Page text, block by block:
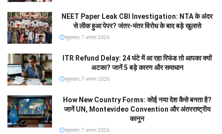
NEET Paper Leak CBI Investigation: NTA के अंदर
से लीक हुआ पेपर? जंतर-मंतर विरोध के बाद बड़े खुलासे
शुक्रवार, 7 अगस्त 2026
ITR Refund Delay: 24 घंटे में आ रहा रिफंड तो आपका क्यों
अटका? जानें 5 बड़े कारण और समाधान
शुक्रवार, 7 अगस्त 2026
How New Country Forms: कोई नया देश कैसे बनता है?
जानें UN, Montevideo Convention और अंतरराष्ट्रीय
कानून
शुक्रवार, 7 अगस्त 2026